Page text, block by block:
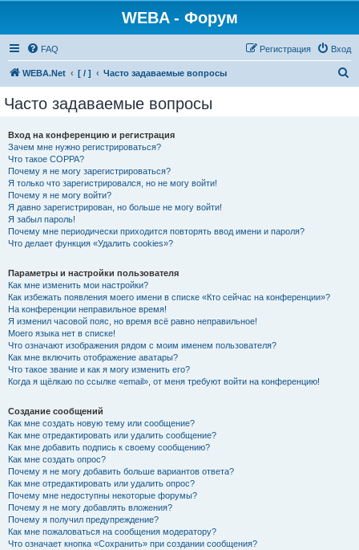
WEBA - Форум
FAQ Вход
Регистрация
WEBA.Net [ / ] Часто задаваемые вопросы
Часто задаваемые вопросы
Вход на конференцию и регистрация
Зачем мне нужно регистрироваться?
Что такое COPPA?
Почему я не могу зарегистрироваться?
Я только что зарегистрировался, но не могу войти!
Почему я не могу войти?
Я давно зарегистрирован, но больше не могу войти!
Я забыл пароль!
Почему мне периодически приходится повторять ввод имени и пароля?
Что делает функция «Удалить cookies»?
Параметры и настройки пользователя
Как мне изменить мои настройки?
Как избежать появления моего имени в списке «Кто сейчас на конференции»?
На конференции неправильное время!
Я изменил часовой пояс, но время всё равно неправильное!
Моего языка нет в списке!
Что означают изображения рядом с моим именем пользователя?
Как мне включить отображение аватары?
Что такое звание и как я могу изменить его?
Когда я щёлкаю по ссылке «email», от меня требуют войти на конференцию!
Создание сообщений
Как мне создать новую тему или сообщение?
Как мне отредактировать или удалить сообщение?
Как мне добавить подпись к своему сообщению?
Как мне создать опрос?
Почему я не могу добавить больше вариантов ответа?
Как мне отредактировать или удалить опрос?
Почему мне недоступны некоторые форумы?
Почему я не могу добавлять вложения?
Почему я получил предупреждение?
Как мне пожаловаться на сообщения модератору?
Что означает кнопка «Сохранить» при создании сообщения?